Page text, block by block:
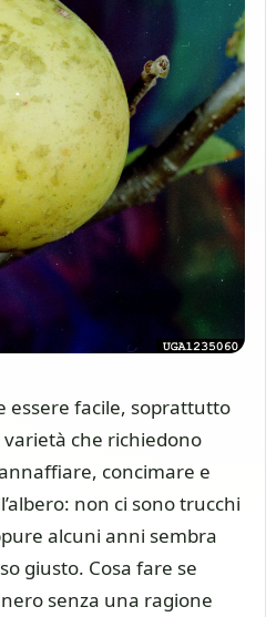
essere facile, soprattutto
che richiedono
concimare e
non ci sono trucchi
alcuni anni sembra
giusto. Cosa fare se
senza una ragione